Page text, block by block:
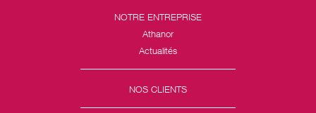
NOTRE ENTREPRISE
Athanor
Actualités
NOS CLIENTS